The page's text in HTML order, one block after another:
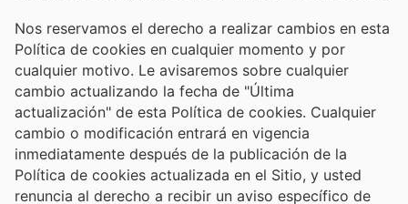
Nos reservamos el derecho a realizar cambios en esta
Política de cookies en cualquier momento y por
cualquier motivo. Le avisaremos sobre cualquier
cambio actualizando la fecha de "Última
actualización" de esta Política de cookies. Cualquier
cambio o modificación entrará en vigencia
inmediatamente después de la publicación de la
Política de cookies actualizada en el Sitio, y usted
renuncia al derecho a recibir un aviso específico de